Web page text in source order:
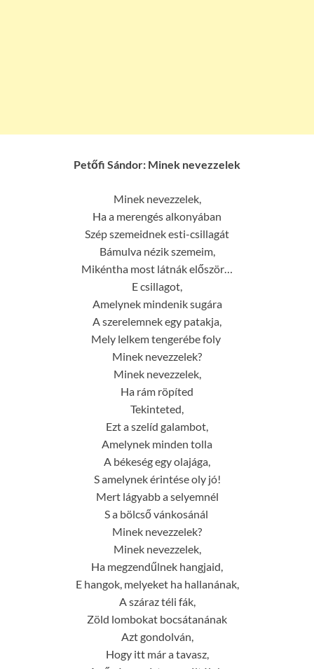
Petőfi Sándor: Minek nevezzelek
Minek nevezzelek,
Ha a merengés alkonyában
Szép szemeidnek esti-csillagát
Bámulva nézik szemeim,
Mikéntha most látnák először…
E csillagot,
Amelynek mindenik sugára
A szerelemnek egy patakja,
Mely lelkem tengerébe foly 
Minek nevezzelek?
Minek nevezzelek,
Ha rám röpíted
Tekinteted,
Ezt a szelíd galambot,
Amelynek minden tolla
A békeség egy olajága,
S amelynek érintése oly jó!
Mert lágyabb a selyemnél
S a bölcső vánkosánál 
Minek nevezzelek?
Minek nevezzelek,
Ha megzendűlnek hangjaid,
E hangok, melyeket ha hallanának,
A száraz téli fák,
Zöld lombokat bocsátanának
Azt gondolván,
Hogy itt már a tavasz,